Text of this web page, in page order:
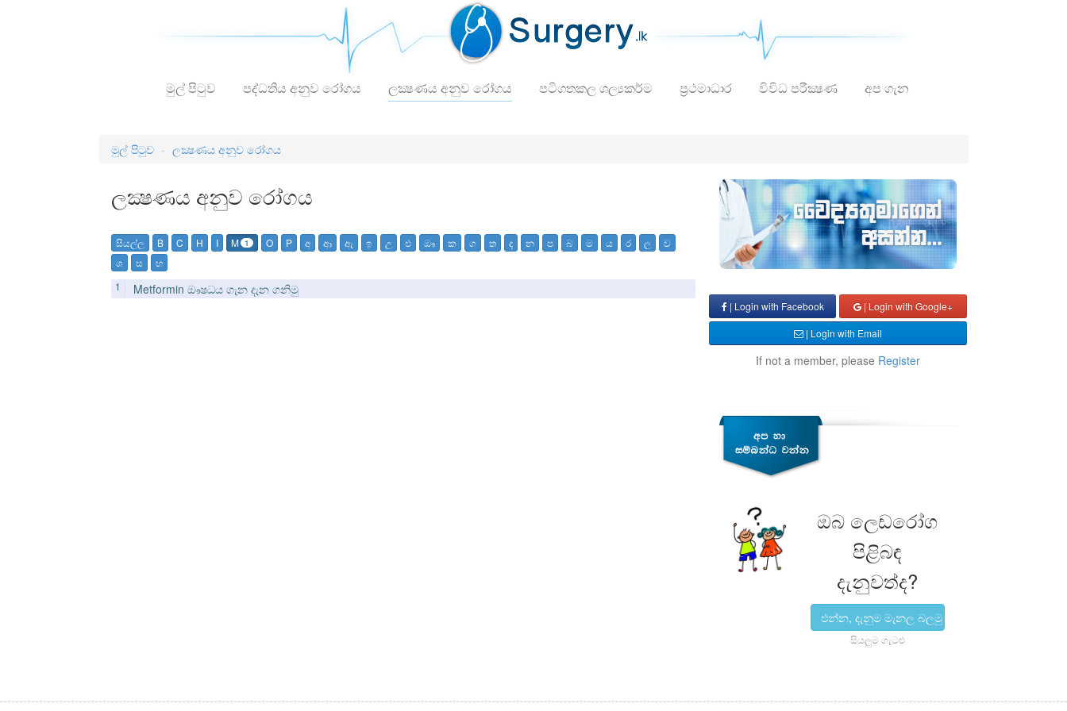
මුල් පිටුව පද්ධතිය අනුව රෝගය ලක්‍ෂණය අනුව රෝගය පටිගතකල ශල්‍යකර්ම ප්‍රථමාධාර විවිධ පරීක්‍ෂණ අප ගැන
මුල් පිටුව ලක්‍ෂණය අනුව රෝගය
ලක්‍ෂණය අනුව රෝගය
සියල්ල B C H I 1
M O P අ ආ ඇ ඉ උ එ ඖ ක ග ත ද න ප බ ම ය ර ල
ව
ශ
ස
හ
1
Metformin ඖෂධය ගැන දැන ගනිමු
| Login with Facebook
| Login with Google+
| Login with Email
If not a member, please Register
ඔබ ලෙඩරෝග
පිළිබඳ
දැනුවත්ද?
එන්න, දැනුම මැනල බලමු
සියලුම ගැටළු